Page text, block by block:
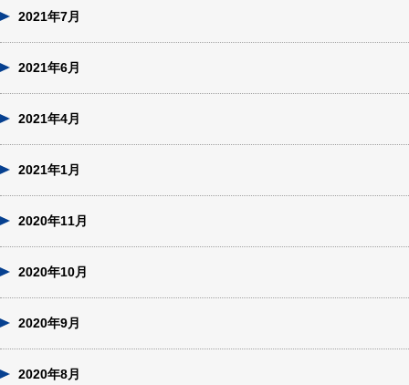
2021年7月
2021年6月
2021年4月
2021年1月
2020年11月
2020年10月
2020年9月
2020年8月